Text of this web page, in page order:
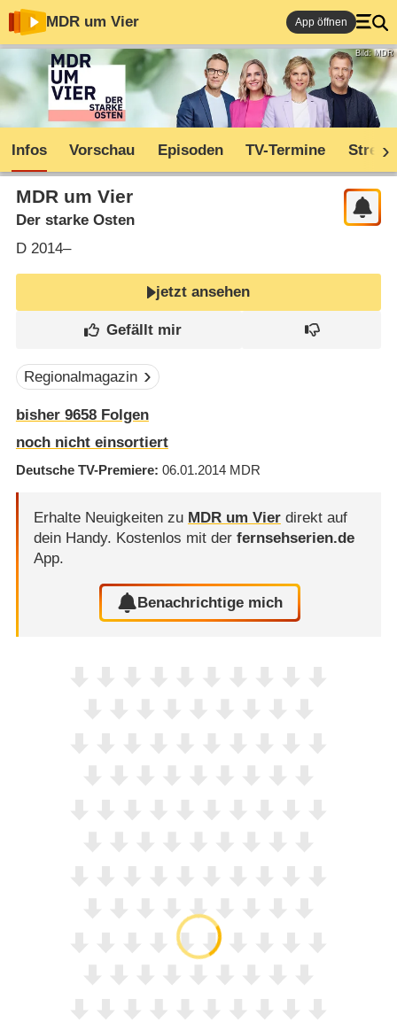
MDR um Vier App öffnen
Bild: MDR
Infos Vorschau Episoden TV-Termine
MDR um Vier
Der starke Osten
D2014–
jetzt ansehen
Regionalmagazin
bisher 9658Folgen
noch nicht einsortiert
Deutsche TV-Premiere 06.01.2014 MDR
Erhalte Neuigkeiten zu MDR um Vierdirekt auf
dein Handy. Kostenlos mit der fernsehserien.de
App.
Benachrichtige mich